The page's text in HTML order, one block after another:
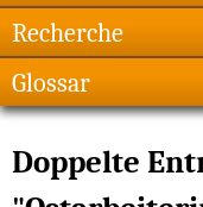
Recherche
Glossar
Doppelte